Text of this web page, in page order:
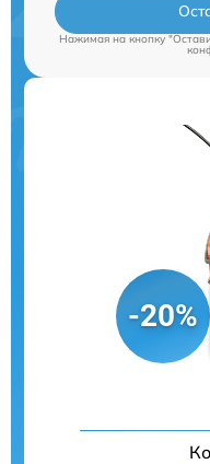
Нажимая на кнопку
-20%